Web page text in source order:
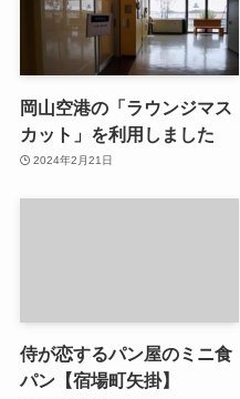
岡山空港の「ラウンジマス
カット」を利用しました
2024年2月21日
侍が恋するパン屋のミニ食
パン【宿場町矢掛】